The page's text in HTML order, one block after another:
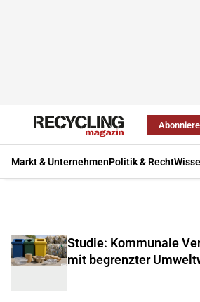
Markt & UnternehmenPolitik & Recht
Studie: Kommunale
mit begrenzter